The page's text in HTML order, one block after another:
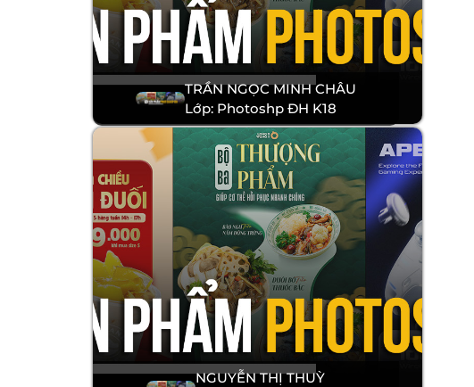
TRẦN NGỌC MINH CHÂU
Lớp: Photoshp ĐH K18
NGUYỄN THỊ THUỲ